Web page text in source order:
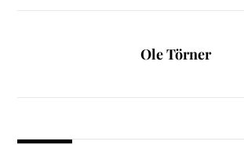
Ole Törner